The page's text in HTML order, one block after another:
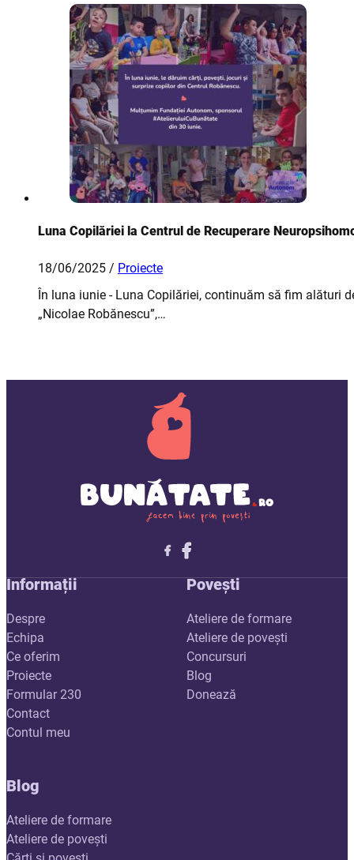
Luna Copilăriei la Centrul de Recuperare
18/06/2025 / Proiecte
În luna iunie - Luna Copilăriei, continuăm să fim alături
„Nicolae Robănescu”,…
Follow me on X
Follow me on LinkedIn
Follow me on X
Informații
Despre
Echipa
Ce oferim
Proiecte
Formular 230
Contact
Contul meu
Povești
Ateliere de formare
Ateliere de povești
Concursuri
Blog
Donează
Blog
Ateliere de formare
Ateliere de povești